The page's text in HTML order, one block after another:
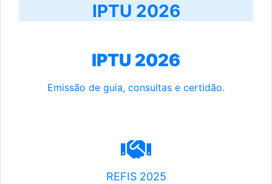
IPTU 2026
IPTU 2026
Emissão de guia, consultas e certidão.
REFIS 2025